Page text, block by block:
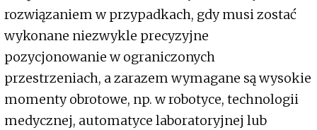
rozwiązaniem w przypadkach, gdy musi zostać
wykonane niezwykle precyzyjne
pozycjonowanie w ograniczonych
przestrzeniach, a zarazem wymagane są wysokie
momenty obrotowe, np. w robotyce, technologii
medycznej, automatyce laboratoryjnej lub